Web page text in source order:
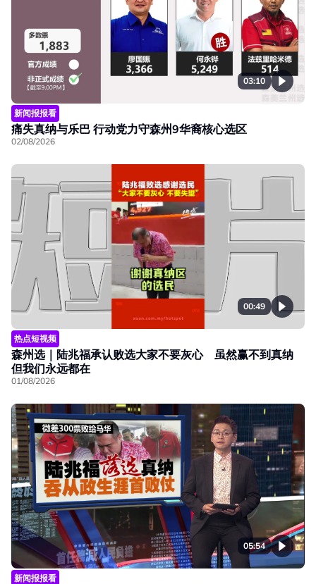
03:10
新闻报报看
痛失真纳与乐巴 行动党力守森州9华裔核心选区
02/08/2026
00:49
热点短视频
森州选｜陆兆福承认败选大家不要灰心 虽然赢不到真纳
但我们永远都在
01/08/2026
05:54
新闻报报看